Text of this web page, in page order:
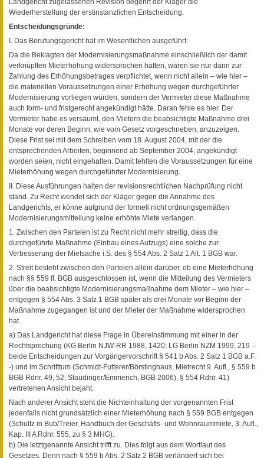
Landgericht zugelassenen Revision begehrt der Kläger die
Wiederherstellung der erstinstanzlichen Entscheidung.
Entscheidungsgründe:
I. Das Berufungsgericht hat im Wesentlichen ausgeführt:
Da die Beklagten der Modernisierungsmaßnahme einschließlich der damit
verknüpften Mieterhöhung widersprochen hätten, wären sie nur dann zur
Zahlung des Erhöhungsbetrages verpflichtet, wenn nicht allein – wie hier –
die materiellen Voraussetzungen einer Erhöhung wegen durchgeführter
Modernisierung vorliegen würden, sondern der Vermieter diese Maßnahme
auch form- und fristgerecht angekündigt hätte. Daran fehle es hier. Der
Vermieter habe es versäumt, den Mietern die beabsichtigte Maßnahme drei
Monate vor deren Beginn, wie vom Gesetz vorgeschrieben, anzuzeigen.
Diese Frist sei mit dem Schreiben vom 18. August 2004, mit der die
entsprechenden Arbeiten, beginnend ab September 2004, angekündigt
worden seien, nicht eingehalten. Damit fehlten die Voraussetzungen für eine
Mieterhöhung wegen durchgeführter Modernisierung.
II. Diese Ausführungen halten der revisionsrechtlichen Nachprüfung nicht
stand. Zu Recht wendet sich der Kläger gegen die Annahme des
Landgerichts, er könne aufgrund der formell nicht ordnungsgemäßen
Modernisierungsmitteilung keine erhöhte Miete verlangen.
1. Zwischen den Parteien ist zu Recht nicht mehr streitig, dass die
durchgeführte Maßnahme (Einbau eines Aufzugs) eine solche zur
Verbesserung der Mietsache i.S. des § 554 Abs. 2 Satz 1 Alt. 1 BGB war.
2. Streit besteht zwischen den Parteien allein darüber, ob eine Mieterhöhung
nach §§ 559 ff. BGB ausgeschlossen ist, wenn die Mitteilung des Vermieters
über die beabsichtigte Modernisierungsmaßnahme dem Mieter – wie hier –
entgegen § 554 Abs. 3 Satz 1 BGB später als drei Monate vor Beginn der
Maßnahme zugegangen ist und der Mieter der Maßnahme widersprochen
hat.
a) Das Landgericht hat diese Frage in Übereinstimmung mit einer in der
Rechtsprechung (KG Berlin NJW-RR 1988, 1420; LG Berlin NZM 1999, 219 –
beide Entscheidungen zur Vorgängervorschrift § 541 b Abs. 2 Satz 1 BGB a.F.
-) und im Schrifttum (Schmidt-Futterer/Börstinghaus, Mietrecht 9. Aufl., § 559 b
BGB Rdnr. 49, 52; Staudinger/Emmerich, BGB 2006), § 554 Rdnr. 41)
vertretenen Ansicht bejaht.
Nach anderer Ansicht steht die Nichteinhaltung der vorgenannten Frist
jedenfalls nicht grundsätzlich einer Mieterhöhung nach § 559 BGB entgegen
(Schultz in Bub/Treier, Handbuch der Geschäfts- und Wohnraummiete, 3. Aufl.,
Kap. III A Rdnr. 555, zu § 3 MHG).
b) Die letztgenannte Ansicht trifft zu. Dies folgt aus dem Wortlaut des
Gesetzes. Denn nach § 559 b Abs. 2 Satz 2 BGB verlängert sich bei